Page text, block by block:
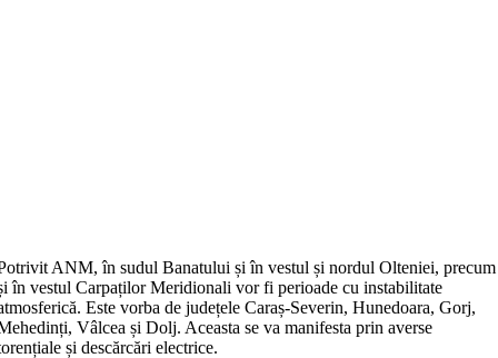
ANM, în sudul Banatului și în vestul și nordul Olteniei, precum
în vestul Carpaților Meridionali vor fi perioade cu instabilitate
Este vorba de județele Caraș-Severin, Hunedoara, Gorj,
Vâlcea și Dolj. Aceasta se va manifesta prin averse
și descărcări electrice.